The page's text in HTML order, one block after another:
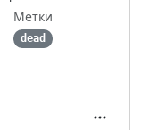
Метки
dead